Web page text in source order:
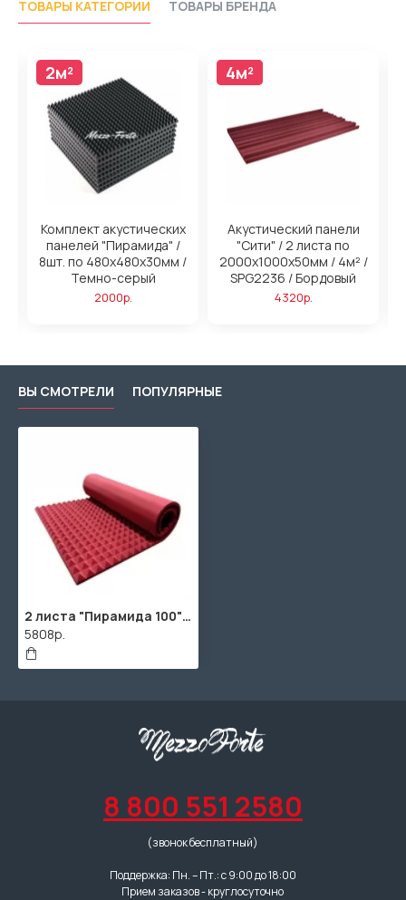
ТОВАРЫ КАТЕГОРИИ ТОВАРЫ БРЕНДА
2м²
Комплект акустических
панелей "Пирамида" /
8шт. по 480x480х30мм /
Темно-серый
2000р.
4м²
4м²
Акустический панели
"Сити" / 2 листа по
2000х1000х50мм / 4м² /
SPG2236 / Бордовый
4320р.
ВЫ СМОТРЕЛИ ПОПУЛЯРНЫЕ
2 листа "Пирамида 100" / 2шт. по 1900х900х115мм / 4м² / SPG2236 / Красно-розовый
5808р.
8 800 551 2580
(звонок бесплатный)
Поддержка: Пн. – Пт.: с 9:00 до 18:00
Прием заказов - круглосуточно